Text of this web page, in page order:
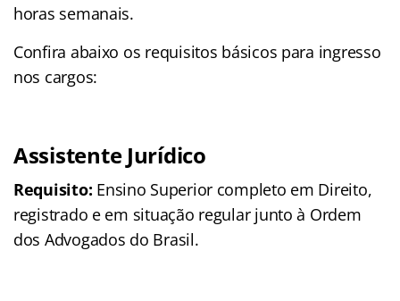
horas semanais.
Confira abaixo os requisitos básicos para ingresso
nos cargos:
Assistente Jurídico
Requisito: Ensino Superior completo em Direito,
registrado e em situação regular junto à Ordem
dos Advogados do Brasil.